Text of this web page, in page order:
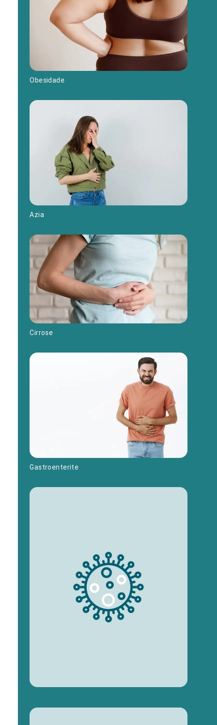
Obesidade
Azia
Cirrose
Gastroenterite